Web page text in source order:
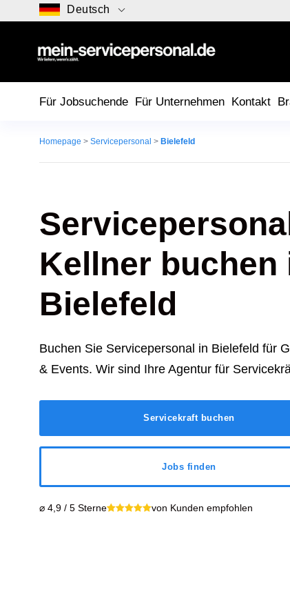
Deutsch
Für Jobsuchende Für Unternehmen Kontakt
Homepage > Servicepersonal > Bielefeld
Kellner buchen
Bielefeld
Buchen Sie Servicepersonal in Bielefeld für
& Events. Wir sind Ihre Agentur für
Servicekraft buchen
Jobs finden
⌀ 4,9 / 5 Sterne von Kunden empfohlen